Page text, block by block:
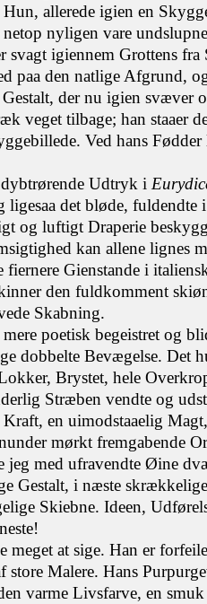
Hun, allerede igien en
nyligen vare
svagt igiennem Grottens
paa den natlige Afgrund,
der nu igien svæver
veget tilbage; han staaer
Ved hans
Udtryk i
ligesaa det bløde, fuldendte
og luftigt Draperie
kan allene lignes
Gienstande i
den fuldkomment
Skabning.
poetisk begeistret og
dobbelte Bevægelse. Det
Brystet, hele
Stræben vendte og
en uimodstaaelig
mørkt fremgabende
jeg med ufravendte Øine
Gestalt, i næste
Skiebne. Ideen,
meget at sige. Han er
store Malere. Hans
varme Livsfarve, en